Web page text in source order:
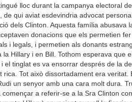
lloc durant la campanya electoral
de qui aviat esdevindria advocat
dels Clinton. Aquesta família abusava
donacions que els permetien
i legals, i permetien als donants
la Hillary i en Bill. Tothom esperava que
el tinglat es va ensorrar després de la
rica. Tot això dissortadament era veritat.
un senyor amb una cara molt dura.
a referir-se a la Sra Clinton